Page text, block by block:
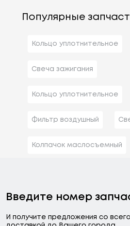
Популярные
Кольцо уплотнительное
Свеча зажигания
Кольцо уплотнительное
Фильтр воздушный
Колпачок маслосъемный
Введите номер
И получите предложения со